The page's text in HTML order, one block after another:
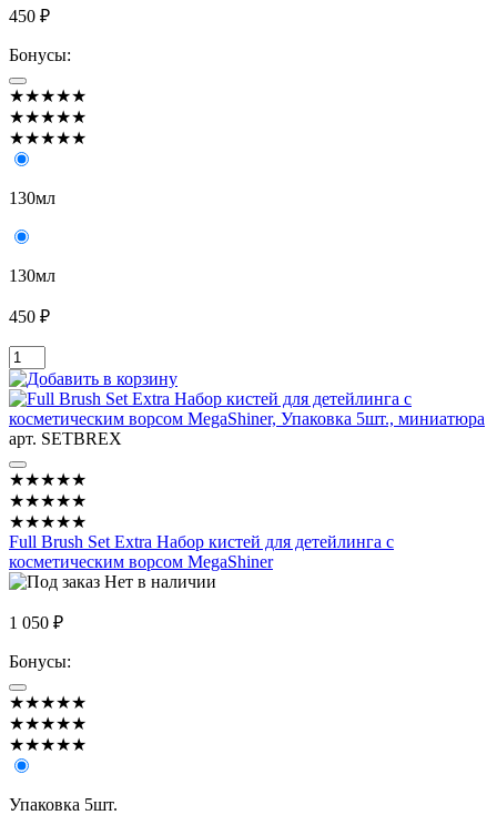
450 ₽
Бонусы:
★★★★★
★★★★★
★★★★★
130мл
130мл
450 ₽
арт. SETBREX
★★★★★
★★★★★
★★★★★
Full Brush Set Extra Набор кистей для детейлинга с
косметическим ворсом MegaShiner
Нет в наличии
1 050 ₽
Бонусы:
★★★★★
★★★★★
★★★★★
Упаковка 5шт.